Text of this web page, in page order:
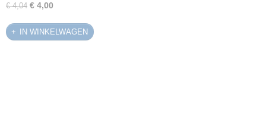
€ 4,04 € 4,00
IN WINKELWAGEN